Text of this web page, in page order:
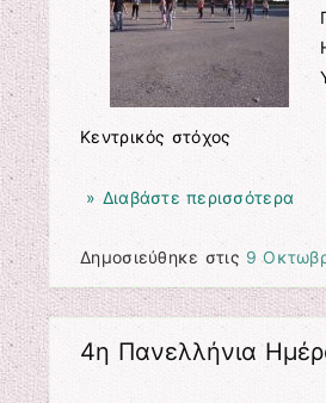
Κεντρικός στόχος
» Διαβάστε περισσότερα
Δημοσιεύθηκε στις 9
4η Πανελλήνια